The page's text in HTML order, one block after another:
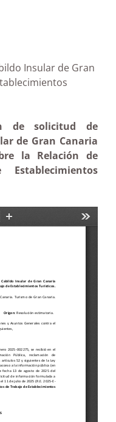
Insular de Gran
de solicitud de
de Gran Canaria
la Relación de